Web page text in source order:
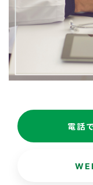
電話